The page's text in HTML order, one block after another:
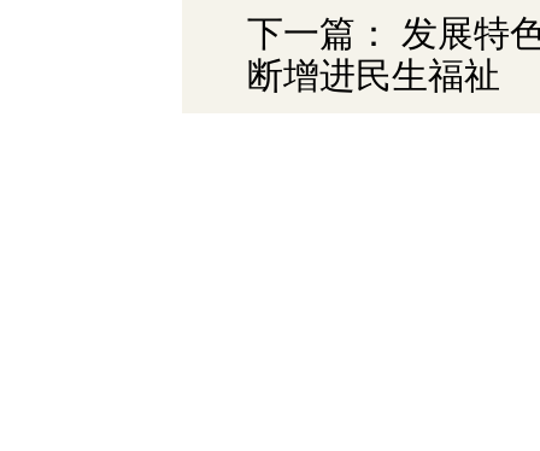
下一篇： 发展特
断增进民生福祉